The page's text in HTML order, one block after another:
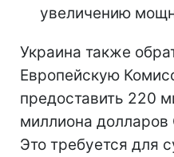
увеличению
Украина также
Европейскую
предоставить 220
миллиона
Это требуется для